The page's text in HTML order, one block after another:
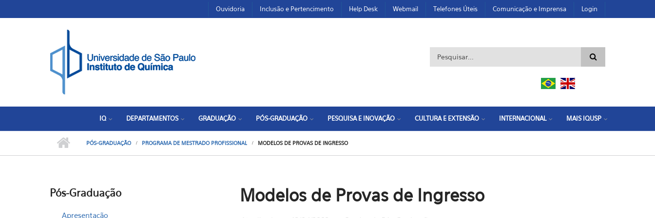
Ouvidoria Inclusão e Pertencimento Help Desk Webmail Telefones Úteis Comunicação e Imprensa Login
Formulário de busca
IQ DEPARTAMENTOS GRADUAÇÃO PÓS-GRADUAÇÃO PESQUISA E INOVAÇÃO CULTURA E EXTENSÃO INTERNACIONAL MAIS IQUSP
PÓS-GRADUAÇÃO PROGRAMA DE MESTRADO PROFISSIONAL MODELOS DE PROVAS DE INGRESSO
Pós-Graduação
Apresentação
Modelos de Provas de Ingresso